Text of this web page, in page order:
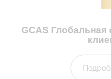
GCAS